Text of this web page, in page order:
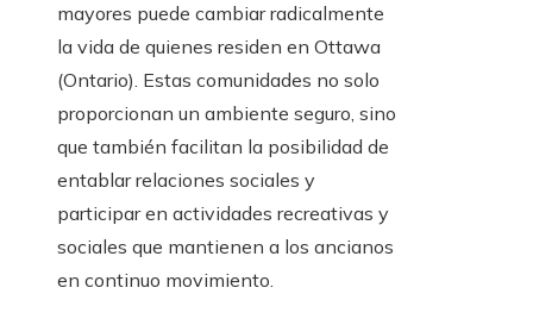
mayores puede cambiar radicalmente
la vida de quienes residen en Ottawa
(Ontario). Estas comunidades no solo
proporcionan un ambiente seguro, sino
que también facilitan la posibilidad de
entablar relaciones sociales y
participar en actividades recreativas y
sociales que mantienen a los ancianos
en continuo movimiento.